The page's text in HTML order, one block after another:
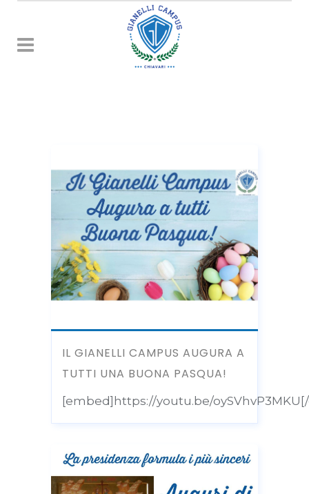
IL GIANELLI CAMPUS AUGURA A
TUTTI UNA BUONA PASQUA!
[embed]https://youtu.be/